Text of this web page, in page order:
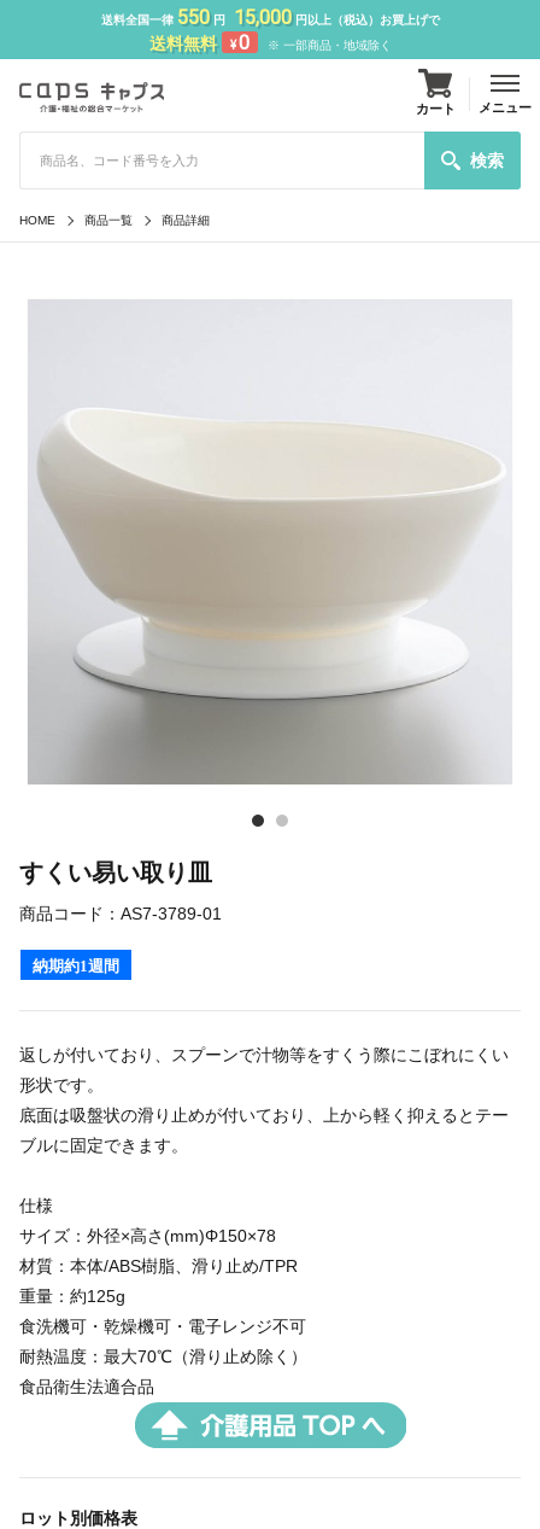
送料全国一律 550円 15,000円以上（税込）お買上げで
送料無料 ¥0 ※ 一部商品・地域除く
検索
カート メニュー
HOME 商品一覧 商品詳細
すくい易い取り皿
商品コード： AS7-3789-01
納期約1週間
返しが付いており、スプーンで汁物等をすくう際にこぼれにくい
形状です。
底面は吸盤状の滑り止めが付いており、上から軽く抑えるとテー
ブルに固定できます。
仕様
サイズ：外径×高さ(mm)Φ150×78
材質：本体/ABS樹脂、滑り止め/TPR
重量：約125g
食洗機可・乾燥機可・電子レンジ不可
耐熱温度：最大70℃（滑り止め除く）
食品衛生法適合品
ロット別価格表